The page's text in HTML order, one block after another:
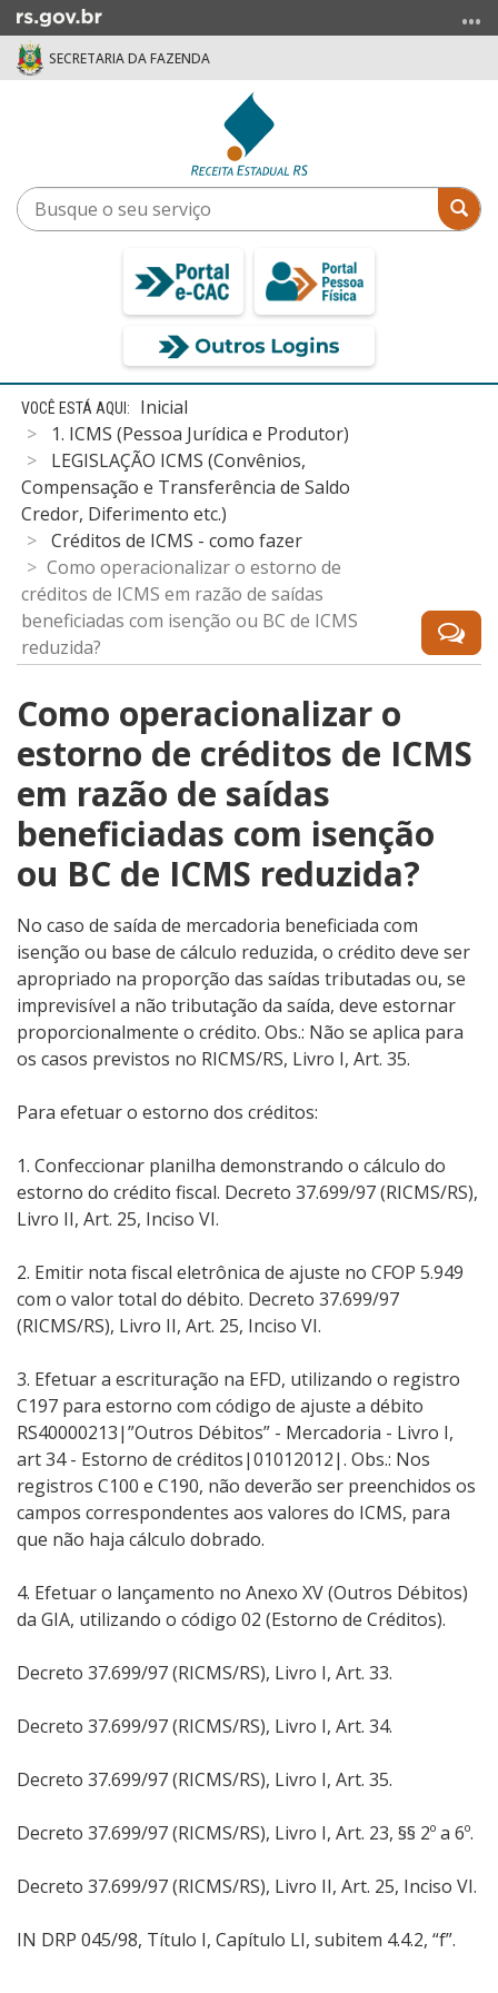
para
menu
SECRETARIA DA FAZENDA
Busque
o
Início
conteúdo
Inicial
1. ICMS (Pessoa Jurídica e Produtor)
LEGISLAÇÃO ICMS (Convênios,
Compensação e Transferência de Saldo
Credor, Diferimento etc.)
Créditos de ICMS - como fazer
Como operacionalizar o estorno de
créditos de ICMS em razão de saídas
beneficiadas com isenção ou BC de ICMS
reduzida?
Como operacionalizar o
estorno de créditos de ICMS
em razão de saídas
beneficiadas com isenção
ou BC de ICMS reduzida?
No caso de saída de mercadoria beneficiada com
isenção ou base de cálculo reduzida, o crédito deve ser
apropriado na proporção das saídas tributadas ou, se
imprevisível a não tributação da saída, deve estornar
proporcionalmente o crédito. Obs.: Não se aplica para
os casos previstos no RICMS/RS, Livro I, Art. 35.
Para efetuar o estorno dos créditos:
1. Confeccionar planilha demonstrando o cálculo do
estorno do crédito fiscal. Decreto 37.699/97 (RICMS/RS),
Livro II, Art. 25, Inciso VI.
2. Emitir nota fiscal eletrônica de ajuste no CFOP 5.949
com o valor total do débito. Decreto 37.699/97
(RICMS/RS), Livro II, Art. 25, Inciso VI.
3. Efetuar a escrituração na EFD, utilizando o registro
C197 para estorno com código de ajuste a débito
RS40000213|”Outros Débitos” - Mercadoria - Livro I,
art 34 - Estorno de créditos|01012012|. Obs.: Nos
registros C100 e C190, não deverão ser preenchidos os
campos correspondentes aos valores do ICMS, para
que não haja cálculo dobrado.
4. Efetuar o lançamento no Anexo XV (Outros Débitos)
da GIA, utilizando o código 02 (Estorno de Créditos).
Decreto 37.699/97 (RICMS/RS), Livro I, Art. 33.
Decreto 37.699/97 (RICMS/RS), Livro I, Art. 34.
Decreto 37.699/97 (RICMS/RS), Livro I, Art. 35.
Decreto 37.699/97 (RICMS/RS), Livro I, Art. 23, §§ 2º a 6º.
Decreto 37.699/97 (RICMS/RS), Livro II, Art. 25, Inciso VI.
IN DRP 045/98, Título I, Capítulo LI, subitem 4.4.2, “f”.